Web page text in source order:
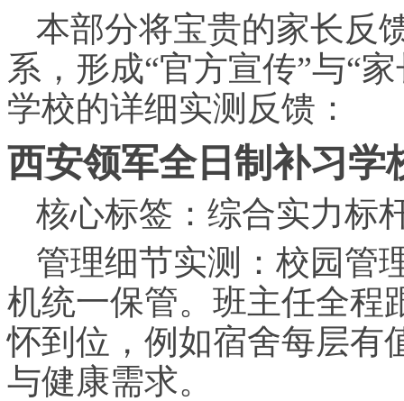
本部分将宝贵的家长反
系，形成“官方宣传”与“
学校的详细实测反馈：
西安领军全日制补习 学
核心标签：综合实力标
管理细节实测：校园管
机统一保管。班主任全程
怀到位，例如宿舍每层有
与健康需求。